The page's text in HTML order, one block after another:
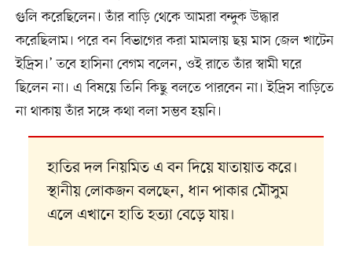
গুলি করেছিলেন। তাঁর বাড়ি থেকে আমরা বন্দুক উদ্ধার
করেছিলাম। পরে বন বিভাগের করা মামলায় ছয় মাস জেল খাটেন
ইদ্রিস।’ তবে হাসিনা বেগম বলেন, ওই রাতে তাঁর স্বামী ঘরে
ছিলেন না। এ বিষয়ে তিনি কিছু বলতে পারবেন না। ইদ্রিস বাড়িতে
না থাকায় তাঁর সঙ্গে কথা বলা সম্ভব হয়নি।
হাতির দল নিয়মিত এ বন দিয়ে যাতায়াত করে।
স্থানীয় লোকজন বলছেন, ধান পাকার মৌসুম
এলে এখানে হাতি হত্যা বেড়ে যায়।